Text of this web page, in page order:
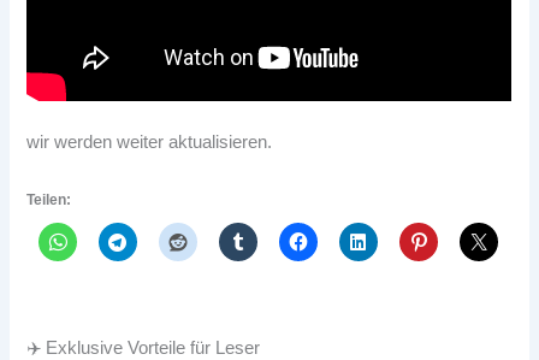
wir werden weiter aktualisieren.
Teilen:
✈️ Exklusive Vorteile für Leser